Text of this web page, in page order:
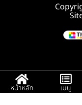
หน้าหลัก เมนู